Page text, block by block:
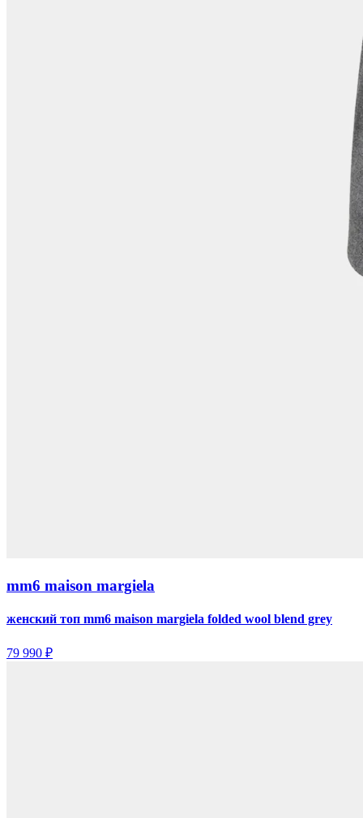
mm6 maison margiela
женский топ mm6 maison margiela folded wool blend grey
79 990 ₽